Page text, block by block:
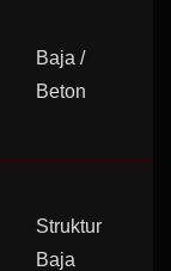
Baja /
Beton
Struktur
Baja